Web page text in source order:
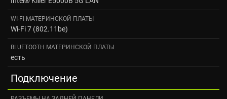
WI-FI МАТЕРИНСКОЙ ПЛАТЫ
Wi-Fi 7 (802.11be)
BLUETOOTH МАТЕРИНСКОЙ ПЛАТЫ
есть
Подключение